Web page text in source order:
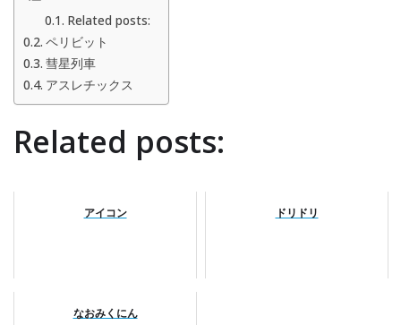
Related posts:
ペリビット
彗星列車
アスレチックス
Related posts:
アイコン ドリドリ
なおみくにん